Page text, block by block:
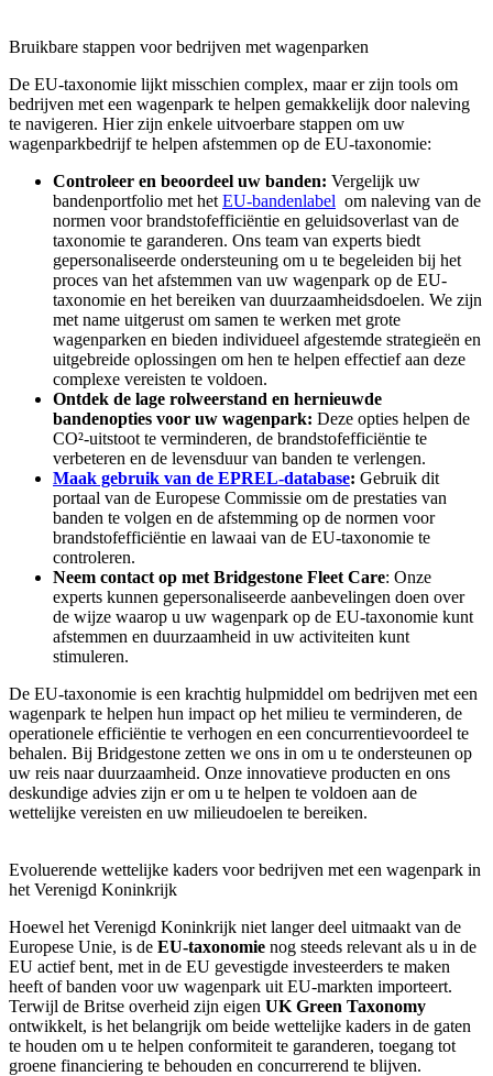
Bruikbare stappen voor bedrijven met wagenparken
De EU-taxonomie lijkt misschien complex, maar er zijn tools om
bedrijven met een wagenpark te helpen gemakkelijk door naleving
te navigeren. Hier zijn enkele uitvoerbare stappen om uw
wagenparkbedrijf te helpen afstemmen op de EU-taxonomie:
Controleer en beoordeel uw banden: Vergelijk uw
bandenportfolio met het EU-bandenlabel om naleving van de
normen voor brandstofefficiëntie en geluidsoverlast van de
taxonomie te garanderen. Ons team van experts biedt
gepersonaliseerde ondersteuning om u te begeleiden bij het
proces van het afstemmen van uw wagenpark op de EU-
taxonomie en het bereiken van duurzaamheidsdoelen. We zijn
met name uitgerust om samen te werken met grote
wagenparken en bieden individueel afgestemde strategieën en
uitgebreide oplossingen om hen te helpen effectief aan deze
complexe vereisten te voldoen.
Ontdek de lage rolweerstand en hernieuwde
bandenopties voor uw wagenpark: Deze opties helpen de
CO²-uitstoot te verminderen, de brandstofefficiëntie te
verbeteren en de levensduur van banden te verlengen.
Maak gebruik van de EPREL-database: Gebruik dit
portaal van de Europese Commissie om de prestaties van
banden te volgen en de afstemming op de normen voor
brandstofefficiëntie en lawaai van de EU-taxonomie te
controleren.
Neem contact op met Bridgestone Fleet Care: Onze
experts kunnen gepersonaliseerde aanbevelingen doen over
de wijze waarop u uw wagenpark op de EU-taxonomie kunt
afstemmen en duurzaamheid in uw activiteiten kunt
stimuleren.
De EU-taxonomie is een krachtig hulpmiddel om bedrijven met een
wagenpark te helpen hun impact op het milieu te verminderen, de
operationele efficiëntie te verhogen en een concurrentievoordeel te
behalen. Bij Bridgestone zetten we ons in om u te ondersteunen op
uw reis naar duurzaamheid. Onze innovatieve producten en ons
deskundige advies zijn er om u te helpen te voldoen aan de
wettelijke vereisten en uw milieudoelen te bereiken.
Evoluerende wettelijke kaders voor bedrijven met een wagenpark in
het Verenigd Koninkrijk
Hoewel het Verenigd Koninkrijk niet langer deel uitmaakt van de
Europese Unie, is de EU-taxonomie nog steeds relevant als u in de
EU actief bent, met in de EU gevestigde investeerders te maken
heeft of banden voor uw wagenpark uit EU-markten importeert.
Terwijl de Britse overheid zijn eigen UK Green Taxonomy
ontwikkelt, is het belangrijk om beide wettelijke kaders in de gaten
te houden om u te helpen conformiteit te garanderen, toegang tot
groene financiering te behouden en concurrerend te blijven.